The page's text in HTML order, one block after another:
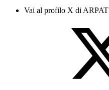
Vai al profilo X di ARPAT